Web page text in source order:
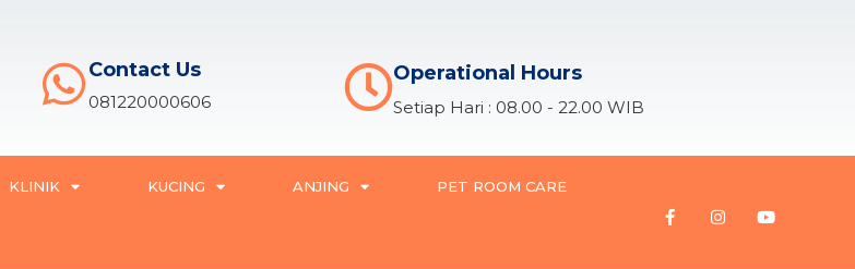
Contact Us
081220000606
Operational Hours
Setiap Hari : 08.00 - 22.00 WIB
KLINIK KUCING ANJING PET ROOM CARE